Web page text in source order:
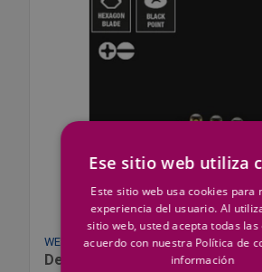
WERA
Destornillador Wera 932/6
Ese sitio web utiliza
Este sitio web usa cookies para
experiencia del usuario. Al
sitio web, usted acepta todas las
acuerdo con nuestra Política de
información